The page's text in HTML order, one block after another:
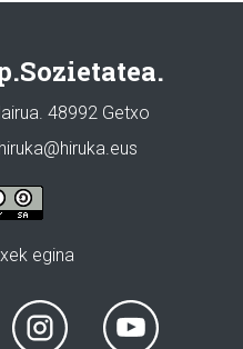
48992 Getxo
egina